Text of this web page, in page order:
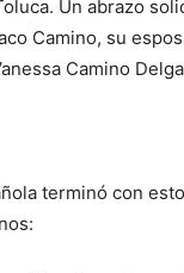
Un abrazo
Camino, su
Camino
terminó con